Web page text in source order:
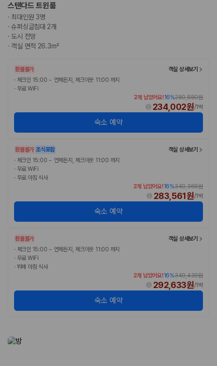
스탠다드 트윈룸
· 최대인원 3명
·슈퍼싱글침대 2개
· 도시 전망
·객실 면적 26.3m²
환불불가
객실 상세보기
· 체크인 15:00 ~ 언제든지, 체크아웃 11:00 까지
· 무료 WiFi
2개 남았어요!16%280,880원
234,002원/1박
숙소 예약
환불불가 조식포함
객실 상세보기
· 체크인 15:00 ~ 언제든지, 체크아웃 11:00 까지
· 무료 WiFi
· 무료 아침 식사
2개 남았어요!16%340,366원
283,561원/1박
숙소 예약
환불불가
객실 상세보기
· 체크인 15:00 ~ 언제든지, 체크아웃 11:00 까지
· 무료 WiFi
· 뷔페 아침 식사
2개 남았어요!16%349,439원
292,633원/1박
숙소 예약